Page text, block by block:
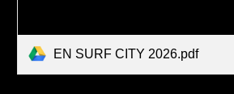
EN SURF CITY 2026.pdf